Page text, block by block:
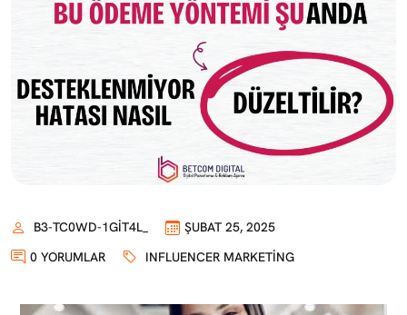
B3-TC0WD-1GIT4L_
ŞUBAT 25, 2025
0 YORUMLAR
INFLUENCER MARKETING